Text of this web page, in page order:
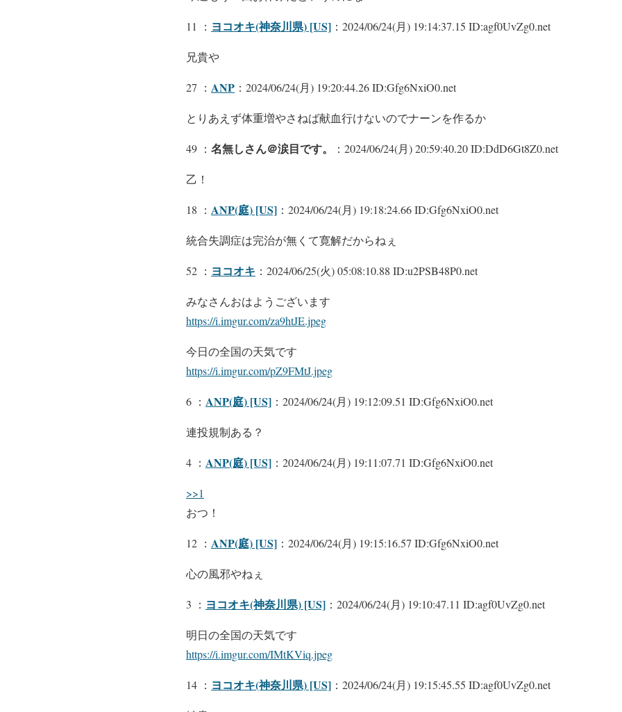
11 ： ヨコオキ(神奈川県) [US] ：2024/06/24(月) 19:14:37.15 ID:agf0UvZg0.net
兄貴や
27 ： ANP ：2024/06/24(月) 19:20:44.26 ID:Gfg6NxiO0.net
とりあえず体重増やさねば献血行けないのでナーンを作るか
49 ： 名無しさん＠涙目です。 ：2024/06/24(月) 20:59:40.20 ID:DdD6Gt8Z0.net
乙！
18 ： ANP(庭) [US] ：2024/06/24(月) 19:18:24.66 ID:Gfg6NxiO0.net
統合失調症は完治が無くて寛解だからねぇ
52 ： ヨコオキ ：2024/06/25(火) 05:08:10.88 ID:u2PSB48P0.net
みなさんおはようございます
https://i.imgur.com/za9htJE.jpeg
今日の全国の天気です
https://i.imgur.com/pZ9FMtJ.jpeg
6 ： ANP(庭) [US] ：2024/06/24(月) 19:12:09.51 ID:Gfg6NxiO0.net
連投規制ある？
4 ： ANP(庭) [US] ：2024/06/24(月) 19:11:07.71 ID:Gfg6NxiO0.net
>>1
おつ！
12 ： ANP(庭) [US] ：2024/06/24(月) 19:15:16.57 ID:Gfg6NxiO0.net
心の風邪やねぇ
3 ： ヨコオキ(神奈川県) [US] ：2024/06/24(月) 19:10:47.11 ID:agf0UvZg0.net
明日の全国の天気です
https://i.imgur.com/IMtKViq.jpeg
14 ： ヨコオキ(神奈川県) [US] ：2024/06/24(月) 19:15:45.55 ID:agf0UvZg0.net